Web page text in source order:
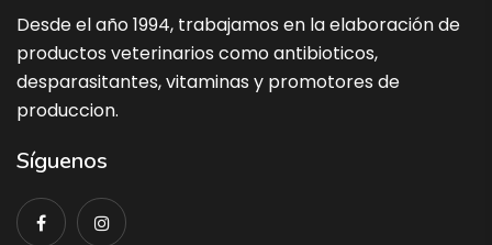
Desde el año 1994, trabajamos en la elaboración de
productos veterinarios como antibioticos,
desparasitantes, vitaminas y promotores de
produccion.
Síguenos